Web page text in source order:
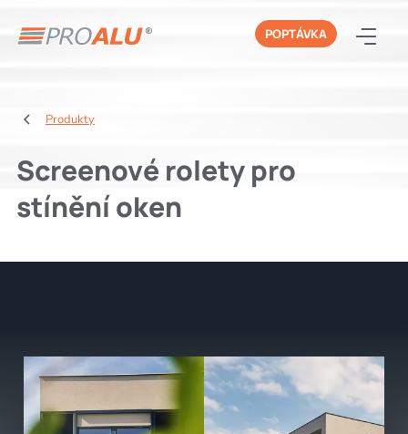
POPTÁVKA
Produkty
Screenové rolety pro
stínění oken